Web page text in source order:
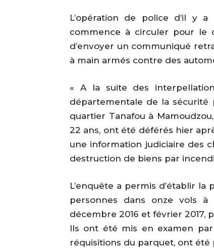
L’opération de police d’il y
commence à circuler pour le
d’envoyer un communiqué
à main armés contre des
« A la suite des
départementale de la
quartier Tanafou à
22 ans, ont été déférés hier
une information judiciaire des
destruction de biens par
L’enquête a permis d’établir
personnes dans onze vols
décembre 2016 et février 2017,
Ils ont été mis en examen
réquisitions du parquet, ont